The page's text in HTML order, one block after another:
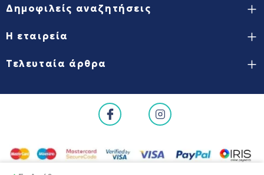
Δημοφιλείς αναζητήσεις
Η εταιρεία
Τελευταία άρθρα